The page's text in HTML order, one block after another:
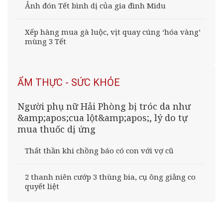
Ảnh đón Tết bình dị của gia đình Midu
Xếp hàng mua gà luộc, vịt quay cúng ‘hóa vàng’
mùng 3 Tết
ẨM THỰC - SỨC KHỎE
Người phụ nữ Hải Phòng bị tróc da như
&amp;apos;cua lột&amp;apos;, lý do tự
mua thuốc dị ứng
Thất thần khi chồng báo có con với vợ cũ
2 thanh niên cướp 3 thùng bia, cụ ông giằng co
quyết liệt